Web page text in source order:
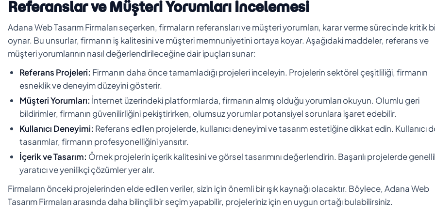
Referanslar ve Müşteri Yorumları İncelemesi
Adana Web Tasarım Firmaları seçerken, firmaların referansları ve müşteri yorumları, karar verme sürecinde kritik
oynar. Bu unsurlar, firmanın iş kalitesini ve müşteri memnuniyetini ortaya koyar. Aşağıdaki maddeler, referans ve
müşteri yorumlarının nasıl değerlendirileceğine dair ipuçları sunar:
Referans Projeleri: Firmanın daha önce tamamladığı projeleri inceleyin. Projelerin sektörel çeşitliliği, firmanın
esneklik ve deneyim düzeyini gösterir.
Müşteri Yorumları: İnternet üzerindeki platformlarda, firmanın almış olduğu yorumları okuyun. Olumlu geri
bildirimler, firmanın güvenilirliğini pekiştirirken, olumsuz yorumlar potansiyel sorunlara işaret edebilir.
Kullanıcı Deneyimi: Referans edilen projelerde, kullanıcı deneyimi ve tasarım estetiğine dikkat edin. Kullanıcı
tasarımlar, firmanın profesyonelliğini yansıtır.
İçerik ve Tasarım: Örnek projelerin içerik kalitesini ve görsel tasarımını değerlendirin. Başarılı projelerde
yaratıcı ve yenilikçi çözümler yer alır.
Firmaların önceki projelerinden elde edilen veriler, sizin için önemli bir ışık kaynağı olacaktır. Böylece, Adana Web
Tasarım Firmaları arasında daha bilinçli bir seçim yapabilir, projeleriniz için en uygun ortağı bulabilirsiniz.